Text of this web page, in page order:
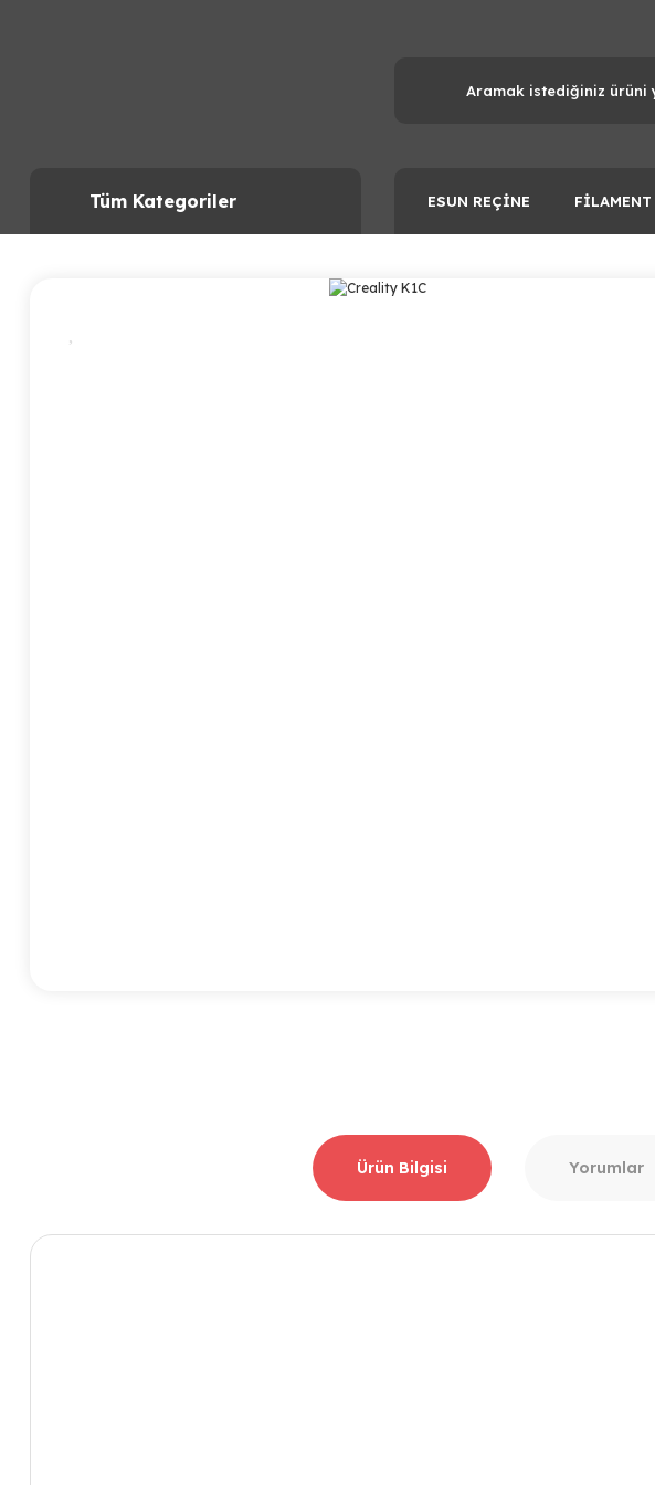
Tüm Kategoriler ESUN REÇİNE FİLAMENT
Ürün Bilgisi Yorumlar